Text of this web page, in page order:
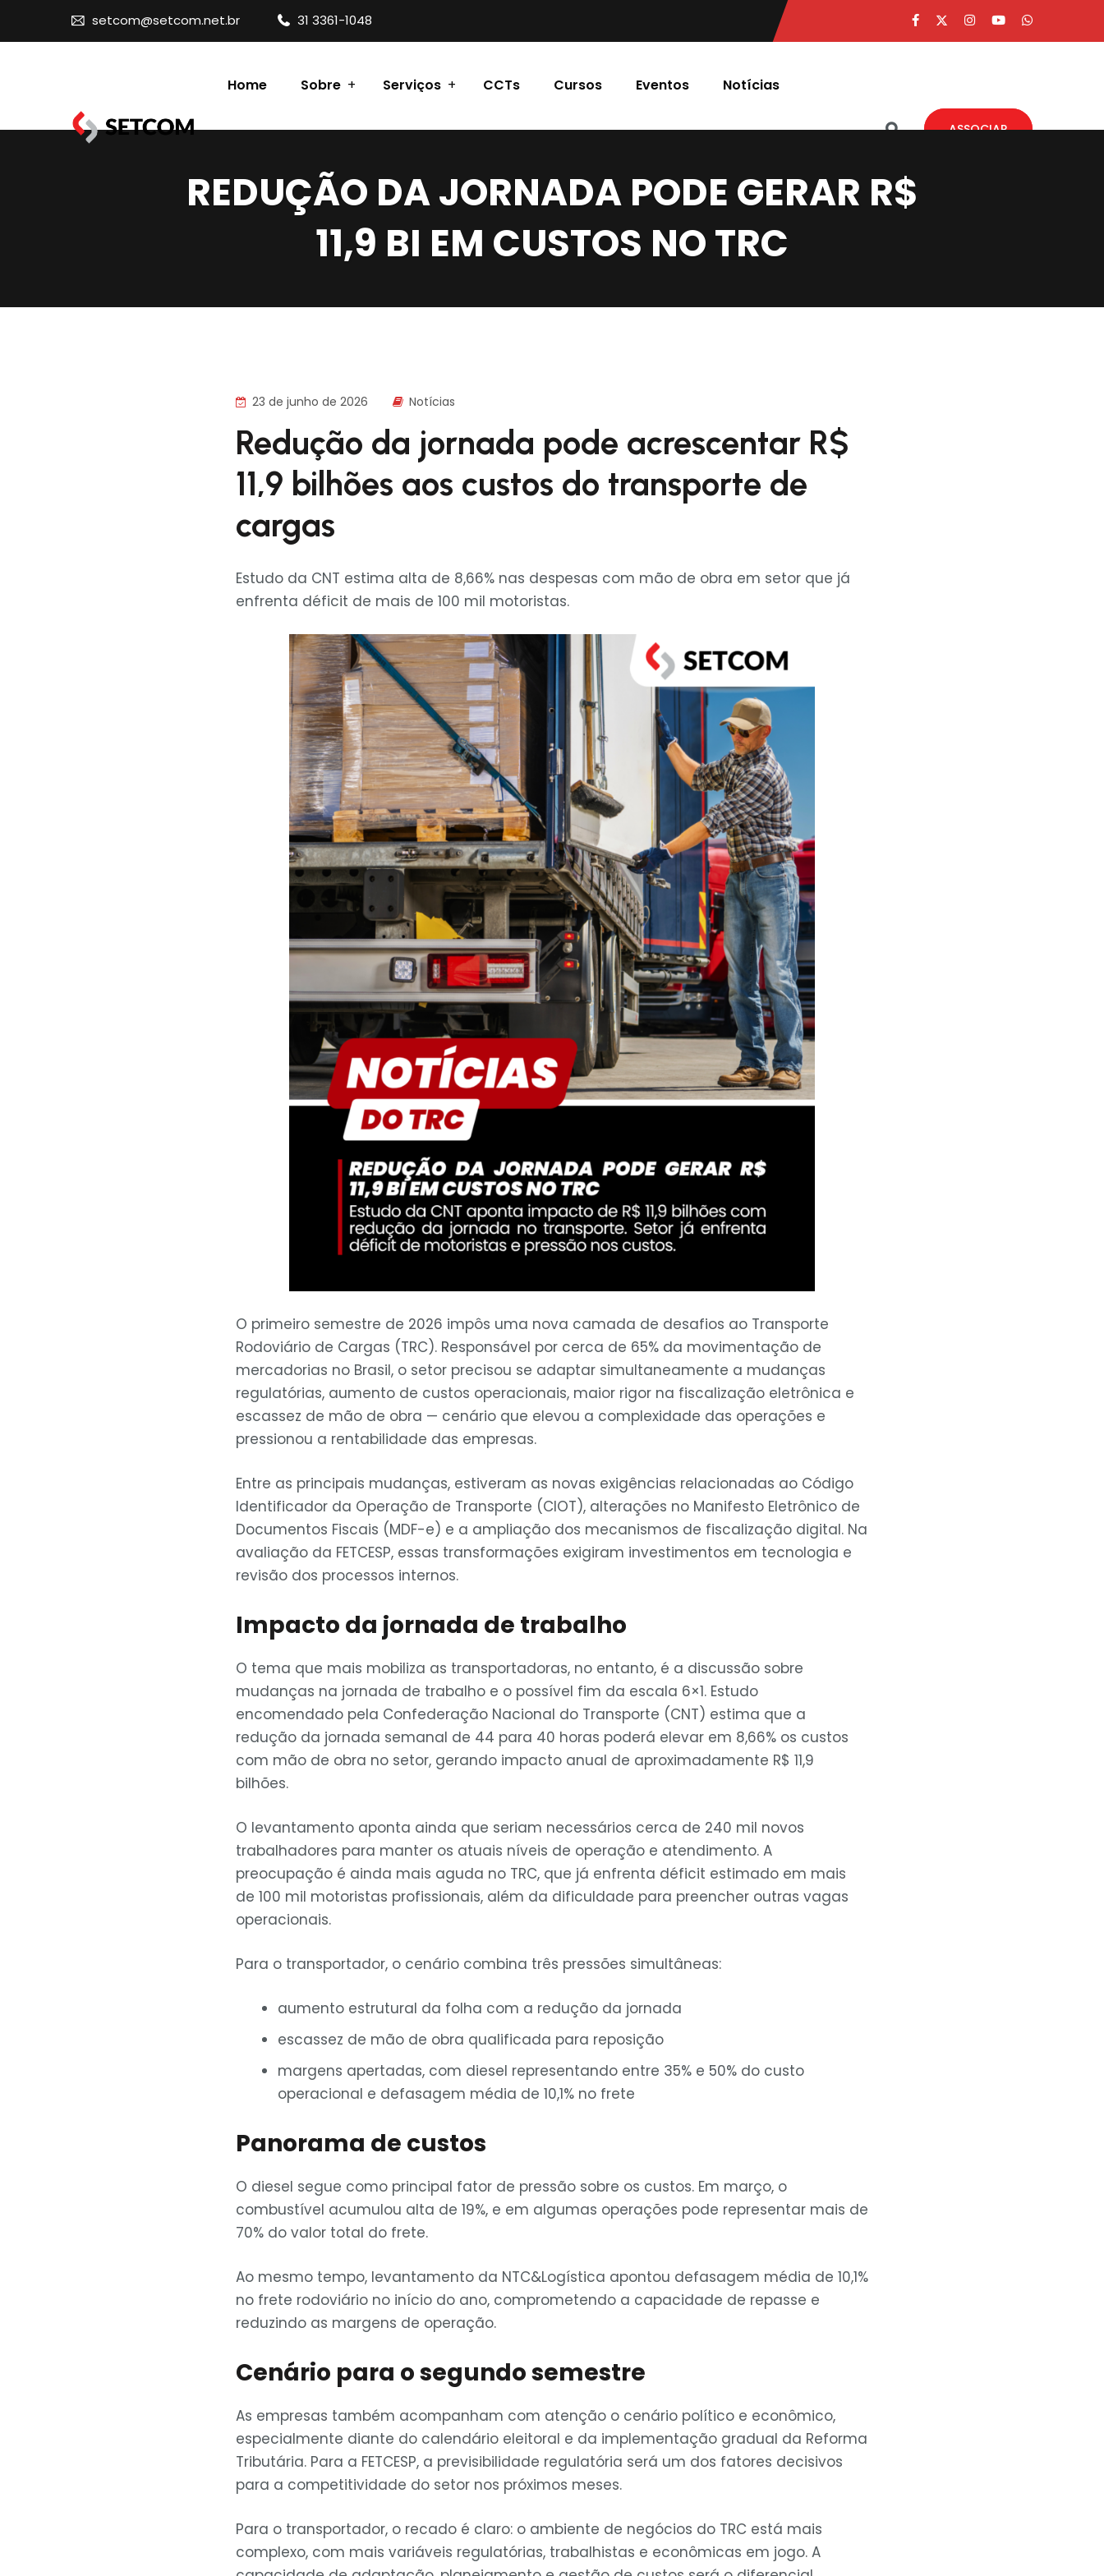
setcom@setcom.net.br 31 3361-1048
Home Sobre Serviços CCTs Cursos Eventos Notícias
ASSOCIAR
REDUÇÃO DA JORNADA PODE GERAR R$
11,9 BI EM CUSTOS NO TRC
23 de junho de 2026 Notícias
Redução da jornada pode acrescentar R$
11,9 bilhões aos custos do transporte de
cargas
Estudo da CNT estima alta de 8,66% nas despesas com mão de obra em setor que já
enfrenta déficit de mais de 100 mil motoristas.
O primeiro semestre de 2026 impôs uma nova camada de desafios ao Transporte
Rodoviário de Cargas (TRC). Responsável por cerca de 65% da movimentação de
mercadorias no Brasil, o setor precisou se adaptar simultaneamente a mudanças
regulatórias, aumento de custos operacionais, maior rigor na fiscalização eletrônica e
escassez de mão de obra — cenário que elevou a complexidade das operações e
pressionou a rentabilidade das empresas.
Entre as principais mudanças, estiveram as novas exigências relacionadas ao Código
Identificador da Operação de Transporte (CIOT), alterações no Manifesto Eletrônico de
Documentos Fiscais (MDF-e) e a ampliação dos mecanismos de fiscalização digital. Na
avaliação da FETCESP, essas transformações exigiram investimentos em tecnologia e
revisão dos processos internos.
Impacto da jornada de trabalho
O tema que mais mobiliza as transportadoras, no entanto, é a discussão sobre
mudanças na jornada de trabalho e o possível fim da escala 6×1. Estudo
encomendado pela Confederação Nacional do Transporte (CNT) estima que a
redução da jornada semanal de 44 para 40 horas poderá elevar em 8,66% os custos
com mão de obra no setor, gerando impacto anual de aproximadamente R$ 11,9
bilhões.
O levantamento aponta ainda que seriam necessários cerca de 240 mil novos
trabalhadores para manter os atuais níveis de operação e atendimento. A
preocupação é ainda mais aguda no TRC, que já enfrenta déficit estimado em mais
de 100 mil motoristas profissionais, além da dificuldade para preencher outras vagas
operacionais.
Para o transportador, o cenário combina três pressões simultâneas:
aumento estrutural da folha com a redução da jornada
escassez de mão de obra qualificada para reposição
margens apertadas, com diesel representando entre 35% e 50% do custo
operacional e defasagem média de 10,1% no frete
Panorama de custos
O diesel segue como principal fator de pressão sobre os custos. Em março, o
combustível acumulou alta de 19%, e em algumas operações pode representar mais de
70% do valor total do frete.
Ao mesmo tempo, levantamento da NTC&Logística apontou defasagem média de 10,1%
no frete rodoviário no início do ano, comprometendo a capacidade de repasse e
reduzindo as margens de operação.
Cenário para o segundo semestre
As empresas também acompanham com atenção o cenário político e econômico,
especialmente diante do calendário eleitoral e da implementação gradual da Reforma
Tributária. Para a FETCESP, a previsibilidade regulatória será um dos fatores decisivos
para a competitividade do setor nos próximos meses.
Para o transportador, o recado é claro: o ambiente de negócios do TRC está mais
complexo, com mais variáveis regulatórias, trabalhistas e econômicas em jogo. A